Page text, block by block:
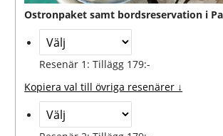
Ostronpaket samt bordsreservation i
Resenär 1: Tillägg 179:-
Kopiera val till övriga resenärer ↓